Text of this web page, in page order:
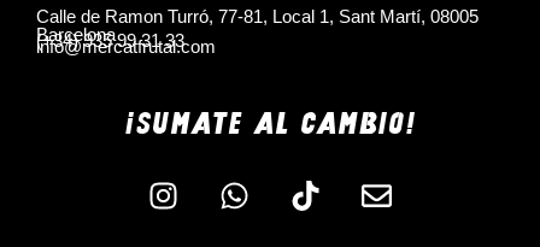
Calle de Ramon Turró, 77-81, Local 1, Sant Martí, 08005
Barcelona
(+34) 935 99 31 33
info@mercatfrutal.com
¡SUMATE AL CAMBIO!